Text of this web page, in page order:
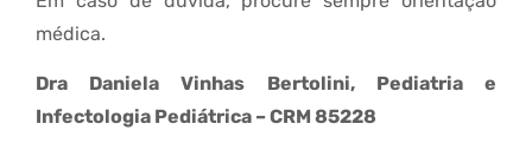
médica.
Dra Daniela Vinhas Bertolini, Pediatria e
Infectologia Pediátrica – CRM 85228